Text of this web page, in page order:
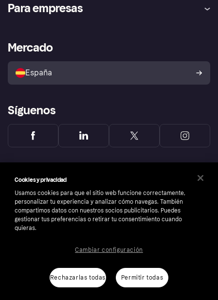
Inicio de sesión
Directorio de tiendas
Política de protección al
comprador de Klarna
Reclamaciones
Para empresas
Acceso empresas
Mercado
España
Síguenos
Número de empresa: 556737-0431
Aviso Sobre CookiesKlarna.com
Cookies y privacidad
Usamos cookies para que el sitio web funcione correctamente,
personalizar tu experiencia y analizar cómo navegas. También
compartimos datos con nuestros socios publicitarios. Puedes
gestionar tus preferencias o retirar tu consentimiento cuando
quieras.
Rechazarlas todas Permitir todas
Cambiar configuración